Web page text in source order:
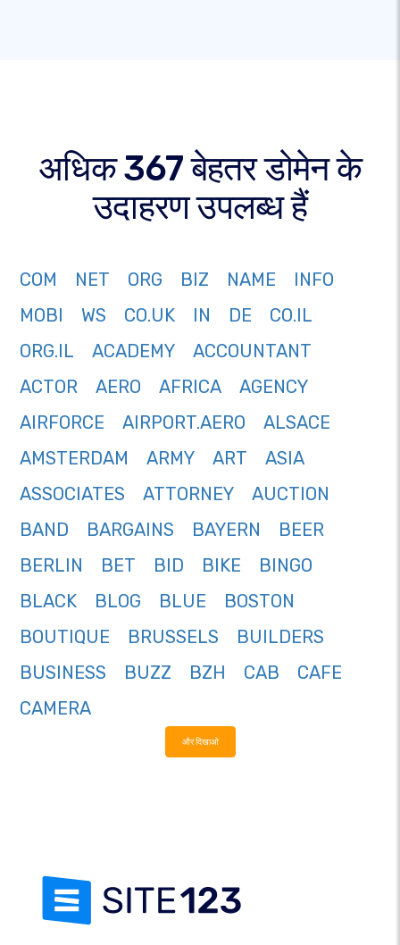
अधिक 367 बेहतर डोमेन के
उदाहरण उपलब्ध हैं
COM NET ORG BIZ NAME
INFO
MOBI
WS CO.UK IN DE
CO.IL
ORG.IL
ACADEMY
ACCOUNTANT
ACTOR
AERO AFRICA
AGENCY
AIRFORCE
AIRPORT.AERO
ALSACE
AMSTERDAM
ARMY ART
ASIA
ASSOCIATES
ATTORNEY
AUCTION
BAND
BARGAINS BAYERN
BEER
BERLIN
BET BID BIKE
BINGO
BLACK
BLOG BLUE
BOSTON
BOUTIQUE
BRUSSELS
BUILDERS
BUSINESS
BUZZ BZH CAB
CAFE
CAMERA
और दिखाओ